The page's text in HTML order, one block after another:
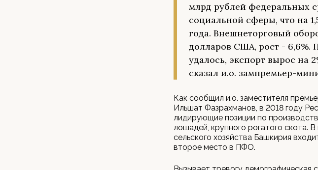
млрд рублей федеральных
социальной сферы, что на
года. Внешнеторговый
долларов США, рост - 6,6%.
удалось, экспорт вырос на
сказал и.о. зампремьер-
Как сообщил и.о. заместителя
Ильшат Фазрахманов, в 2018 году
лидирующие позиции по
лошадей, крупного рогатого скота.
сельского хозяйства Башкирия
второе место в ПФО.